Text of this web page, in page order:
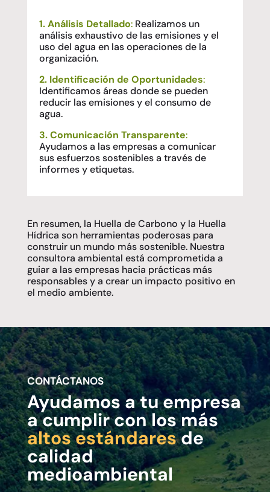
1. Análisis Detallado:Realizamos un
análisis exhaustivo de las emisiones y el
uso del agua en las operaciones de la
organización.
2. Identificación de Oportunidades:
Identificamos áreas donde se pueden
reducir las emisiones y el consumo de
agua.
3. Comunicación Transparente:
Ayudamos a las empresas a comunicar
sus esfuerzos sostenibles a través de
informes y etiquetas.
En resumen, la Huella de Carbono y la Huella
Hídrica son herramientas poderosas para
construir un mundo más sostenible. Nuestra
consultora ambiental está comprometida a
guiar a las empresas hacia prácticas más
responsables y a crear un impacto positivo en
el medio ambiente.
CONTÁCTANOS
Ayudamos a tu empresa
a cumplir con los más
altos estándaresde
calidad
medioambiental